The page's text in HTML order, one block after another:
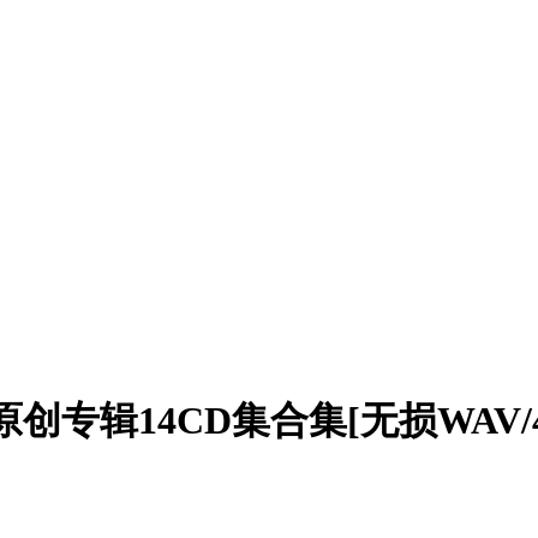
创专辑14CD集合集[无损